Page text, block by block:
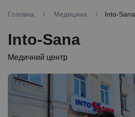
Головна / Медицина / Into-Sana
Into-Sana
Медичний центр